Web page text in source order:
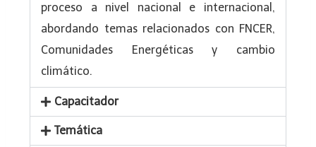
proceso a nivel nacional e internacional,
abordando temas relacionados con FNCER,
Comunidades Energéticas y cambio
climático.
Capacitador
Temática